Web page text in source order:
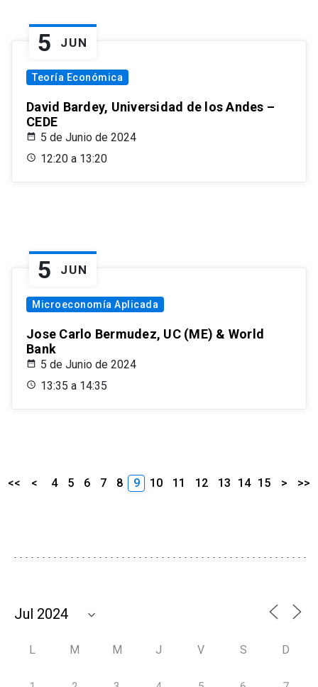
5 JUN
Teoría Económica
David Bardey, Universidad de los Andes –
CEDE
5 de Junio de 2024
12:20 a 13:20
5 JUN
Microeconomía Aplicada
Jose Carlo Bermudez, UC (ME) & World
Bank
5 de Junio de 2024
13:35 a 14:35
<< < 4 5 6 7 8 9 10 11 12 13 14 15 > >>
L M M J V S D